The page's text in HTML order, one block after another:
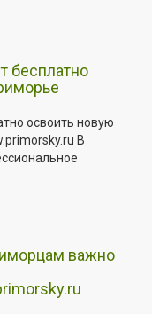
бесплатно
освоить новую
В
важно